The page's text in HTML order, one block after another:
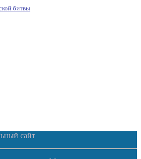
битвы
сайт